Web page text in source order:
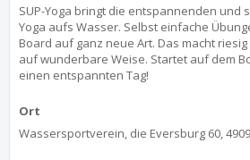
SUP-Yoga bringt die entspannenden und
Yoga aufs Wasser. Selbst einfache
Board auf ganz neue Art. Das macht
auf wunderbare Weise. Startet auf dem
einen entspannten Tag!
Ort
Wassersportverein, die Eversburg 60,